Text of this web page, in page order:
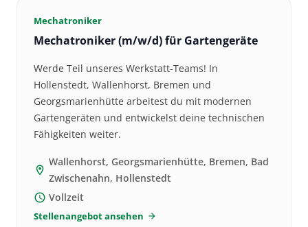
Mechatroniker
Mechatroniker (m/w/d) für Gartengeräte
Werde Teil unseres Werkstatt-Teams! In
Hollenstedt, Wallenhorst, Bremen und
Georgsmarienhütte arbeitest du mit modernen
Gartengeräten und entwickelst deine technischen
Fähigkeiten weiter.
location_on
Wallenhorst, Georgsmarienhütte, Bremen, Bad
Zwischenahn, Hollenstedt
schedule Vollzeit
Stellenangebot ansehen arrow_forward